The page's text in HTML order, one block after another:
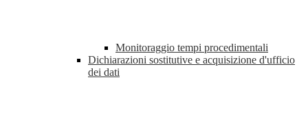
Monitoraggio tempi procedimentali
Dichiarazioni sostitutive e acquisizione d'ufficio
dei dati